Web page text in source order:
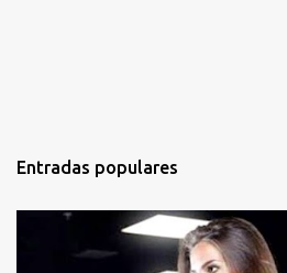
Entradas populares